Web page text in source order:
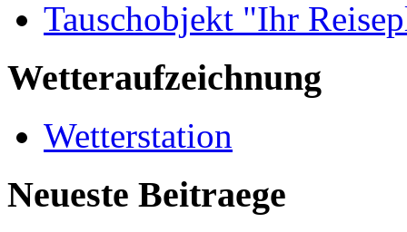
Tauschobjekt "Ihr
Wetteraufzeichnung
Wetterstation
Neueste Beitraege